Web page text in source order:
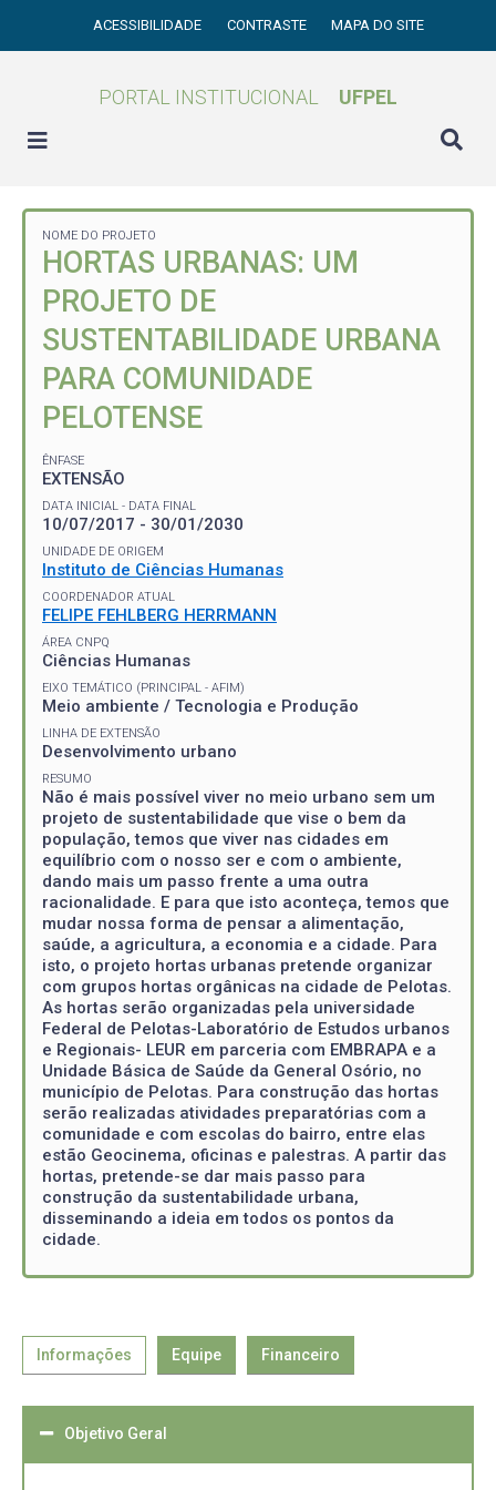
ACESSIBILIDADE CONTRASTE MAPA DO SITE
PORTAL INSTITUCIONAL UFPEL
NOME DO PROJETO
HORTAS URBANAS: UM
PROJETO DE
SUSTENTABILIDADE URBANA
PARA COMUNIDADE
PELOTENSE
ÊNFASE
EXTENSÃO
DATA INICIAL - DATA FINAL
10/07/2017 - 30/01/2030
UNIDADE DE ORIGEM
Instituto de Ciências Humanas
COORDENADOR ATUAL
FELIPE FEHLBERG HERRMANN
ÁREA CNPQ
Ciências Humanas
EIXO TEMÁTICO (PRINCIPAL - AFIM)
Meio ambiente / Tecnologia e Produção
LINHA DE EXTENSÃO
Desenvolvimento urbano
RESUMO
Não é mais possível viver no meio urbano sem um
projeto de sustentabilidade que vise o bem da
população, temos que viver nas cidades em
equilíbrio com o nosso ser e com o ambiente,
dando mais um passo frente a uma outra
racionalidade. E para que isto aconteça, temos que
mudar nossa forma de pensar a alimentação,
saúde, a agricultura, a economia e a cidade. Para
isto, o projeto hortas urbanas pretende organizar
com grupos hortas orgânicas na cidade de Pelotas.
As hortas serão organizadas pela universidade
Federal de Pelotas-Laboratório de Estudos urbanos
e Regionais- LEUR em parceria com EMBRAPA e a
Unidade Básica de Saúde da General Osório, no
município de Pelotas. Para construção das hortas
serão realizadas atividades preparatórias com a
comunidade e com escolas do bairro, entre elas
estão Geocinema, oficinas e palestras. A partir das
hortas, pretende-se dar mais passo para
construção da sustentabilidade urbana,
disseminando a ideia em todos os pontos da
cidade.
Informações Equipe Financeiro
Objetivo Geral